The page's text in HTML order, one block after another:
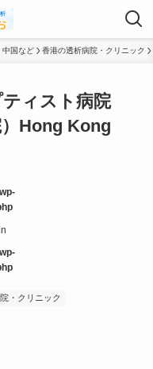
中国など 香港の透析病院・クリニック
ィスト病院
）Hong Kong
・クリニック